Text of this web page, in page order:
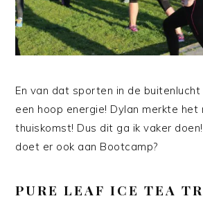
En van dat sporten in de
een hoop energie! Dylan merkte het
thuiskomst! Dus dit ga ik vaker
doet er ook aan Bootcamp?
PURE LEAF ICE TEA